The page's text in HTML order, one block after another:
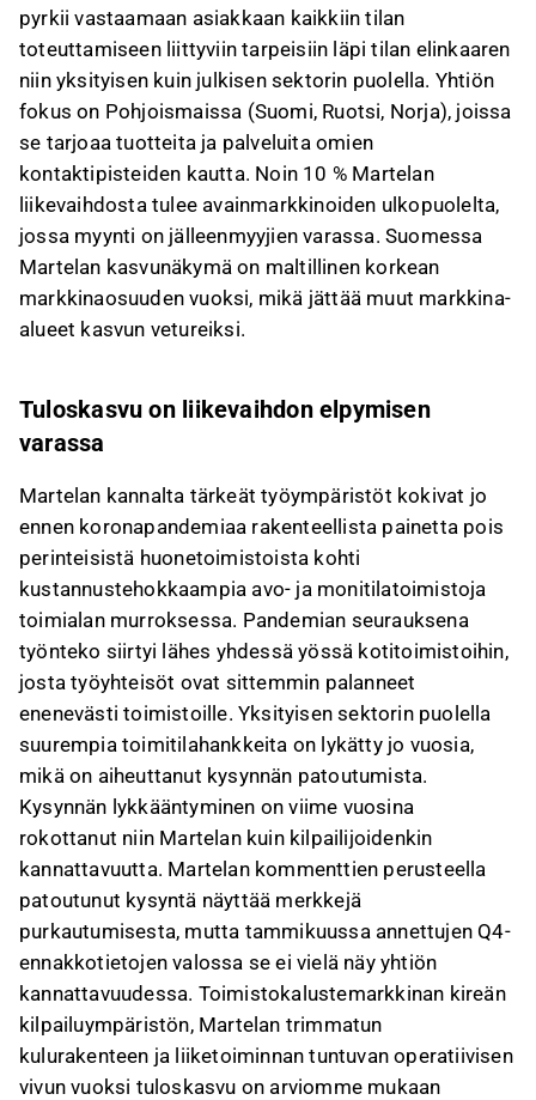
pyrkii vastaamaan asiakkaan kaikkiin tilan
toteuttamiseen liittyviin tarpeisiin läpi tilan elinkaaren
niin yksityisen kuin julkisen sektorin puolella. Yhtiön
fokus on Pohjoismaissa (Suomi, Ruotsi, Norja), joissa
se tarjoaa tuotteita ja palveluita omien
kontaktipisteiden kautta. Noin 10 % Martelan
liikevaihdosta tulee avainmarkkinoiden ulkopuolelta,
jossa myynti on jälleenmyyjien varassa. Suomessa
Martelan kasvunäkymä on maltillinen korkean
markkinaosuuden vuoksi, mikä jättää muut markkina-
alueet kasvun vetureiksi.
Tuloskasvu on liikevaihdon elpymisen
varassa
Martelan kannalta tärkeät työympäristöt kokivat jo
ennen koronapandemiaa rakenteellista painetta pois
perinteisistä huonetoimistoista kohti
kustannustehokkaampia avo- ja monitilatoimistoja
toimialan murroksessa. Pandemian seurauksena
työnteko siirtyi lähes yhdessä yössä kotitoimistoihin,
josta työyhteisöt ovat sittemmin palanneet
enenevästi toimistoille. Yksityisen sektorin puolella
suurempia toimitilahankkeita on lykätty jo vuosia,
mikä on aiheuttanut kysynnän patoutumista.
Kysynnän lykkääntyminen on viime vuosina
rokottanut niin Martelan kuin kilpailijoidenkin
kannattavuutta. Martelan kommenttien perusteella
patoutunut kysyntä näyttää merkkejä
purkautumisesta, mutta tammikuussa annettujen Q4-
ennakkotietojen valossa se ei vielä näy yhtiön
kannattavuudessa. Toimistokalustemarkkinan kireän
kilpailuympäristön, Martelan trimmatun
kulurakenteen ja liiketoiminnan tuntuvan operatiivisen
vivun vuoksi tuloskasvu on arviomme mukaan